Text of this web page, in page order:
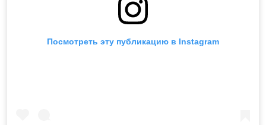
Посмотреть эту публикацию в Instagram